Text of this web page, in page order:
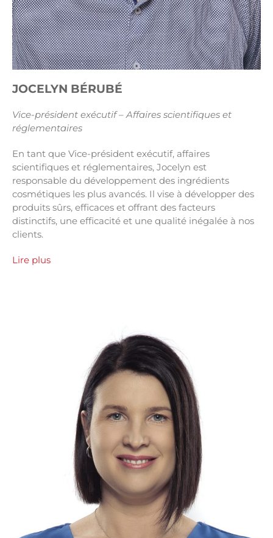
JOCELYN BÉRUBÉ
Vice-président exécutif – Affaires scientifiques et
réglementaires
En tant que Vice-président exécutif, affaires
scientifiques et réglementaires, Jocelyn est
responsable du développement des ingrédients
cosmétiques les plus avancés. Il vise à développer des
produits sûrs, efficaces et offrant des facteurs
distinctifs, une efficacité et une qualité inégalée à nos
clients.
Lire plus